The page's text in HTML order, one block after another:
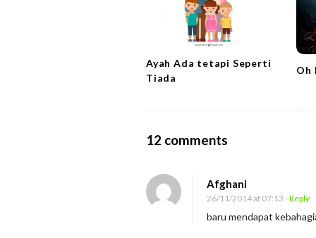
Ayah Ada tetapi Seperti
Tiada
Oh
12 comments
B
a
h
Afghani
26/11/2014 at 07:13 - Reply
baru mendapat